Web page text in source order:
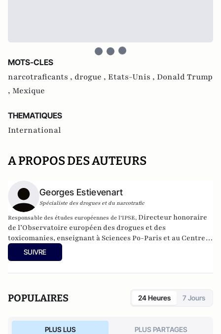
MOTS-CLES
narcotraficants , drogue , Etats-Unis , Donald Trump
, Mexique
THEMATIQUES
International
A PROPOS DES AUTEURS
Georges Estievenart
Spécialiste des drogues et du narcotrafic
Responsable des études européennes de l’IPSE, Directeur honoraire
de l’Observatoire européen des drogues et des
toxicomanies, enseignant à Sciences Po-Paris et au Centre
d’études diplomatiques et stratégiques. Il a exercé les
fonctions de coordinateur du dossier « drogues » à la
toxicomanies, à Lisbonne, de 1994 à 2005.
SUIVRE
POPULAIRES 24 Heures 7 Jours
PLUS LUS PLUS PARTAGES